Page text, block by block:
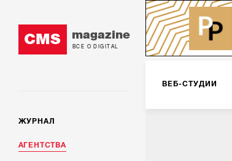
CMS magazine
ВСЕ О DIGITAL
ЖУРНАЛ
АГЕНТСТВА
ВЕБ-СТУДИИ